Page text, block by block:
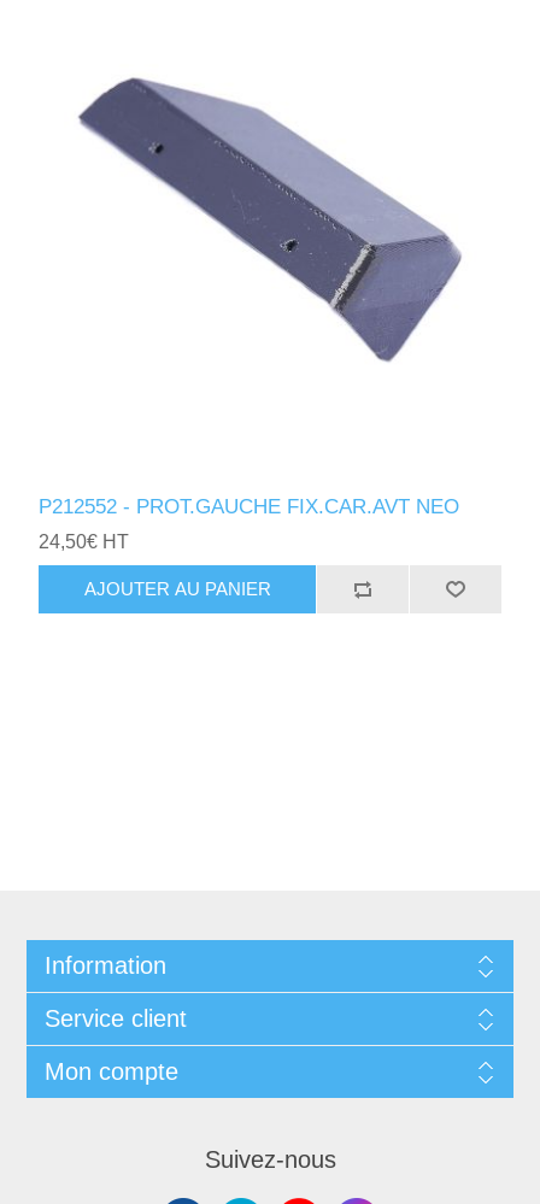
P212552 - PROT.GAUCHE FIX.CAR.AVT NEO
24,50€ HT
AJOUTER AU PANIER
Information
Service client
Mon compte
Suivez-nous